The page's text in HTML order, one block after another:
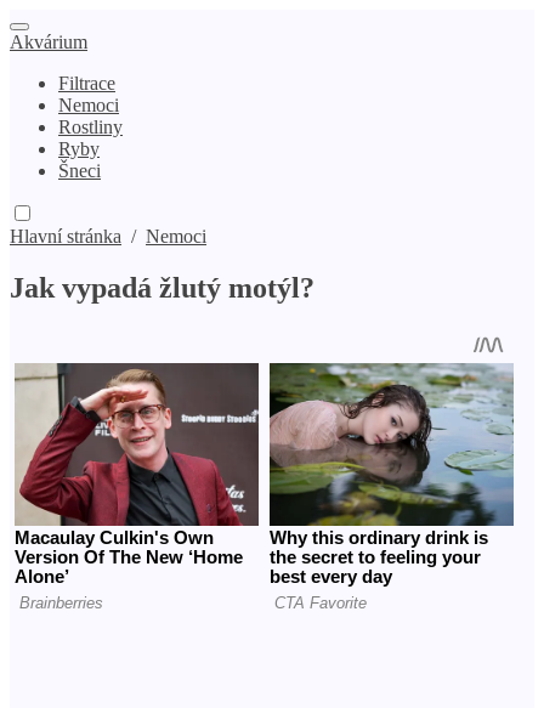
Akvárium
Filtrace
Nemoci
Rostliny
Ryby
Šneci
Hlavní stránka / Nemoci
Jak vypadá žlutý motýl?